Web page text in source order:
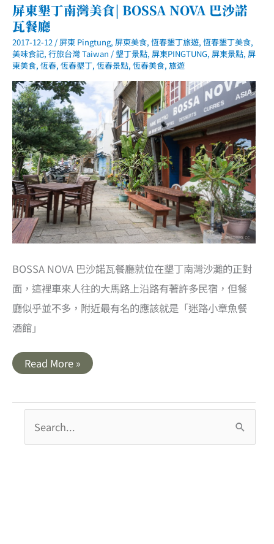
屏東墾丁南灣美食| BOSSA NOVA 巴沙諾
瓦餐廳
2017-12-12 /屏東 Pingtung, 屏東美食, 恆春墾丁旅遊, 恆春墾丁美食,
美味食記, 行旅台灣 Taiwan / 墾丁景點, 屏東PINGTUNG, 屏東景點, 屏
東美食, 恆春, 恆春墾丁, 恆春景點, 恆春美食, 旅遊
BOSSA NOVA 巴沙諾瓦餐廳就位在墾丁南灣沙灘的正對
面，這裡車來人往的大馬路上沿路有著許多民宿，但餐
廳似乎並不多，附近最有名的應該就是「迷路小章魚餐
酒館」
屏
東
南
灣
食|
BOSSA
Read More »